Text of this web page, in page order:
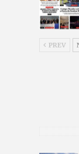
PREV